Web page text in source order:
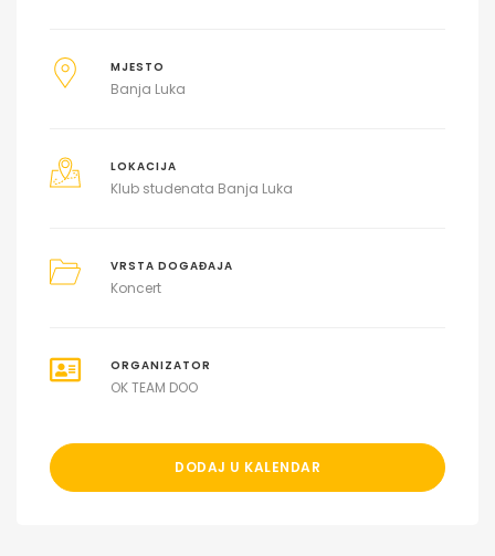
MJESTO
Banja Luka
LOKACIJA
Klub studenata Banja Luka
VRSTA DOGAĐAJA
Koncert
ORGANIZATOR
OK TEAM DOO
DODAJ U KALENDAR